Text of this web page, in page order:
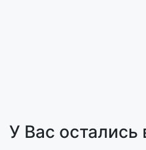
У Вас остались